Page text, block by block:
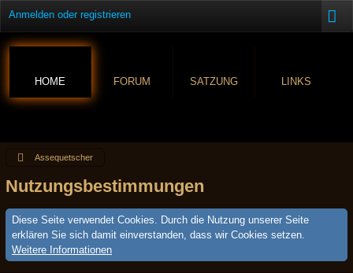
Anmelden oder registrieren
HOME FORUM SATZUNG LINKS
Assequetscher
Nutzungsbestimmungen
Diese Seite verwendet Cookies. Durch die Nutzung unserer Seite
erklären Sie sich damit einverstanden, dass wir Cookies setzen.
Weitere Informationen